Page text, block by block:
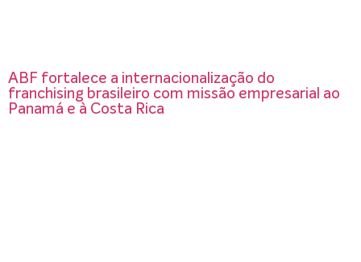
ABF fortalece a internacionalização do
franchising brasileiro com missão empresarial ao
Panamá e à Costa Rica